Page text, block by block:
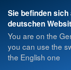
Sie befinden sich
deutschen
You are on the
you can use the
the English one
Suche